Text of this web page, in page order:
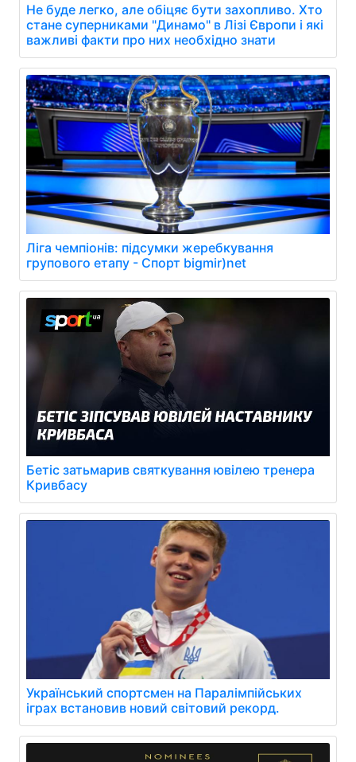
Не буде легко, але обіцяє бути захопливо. Хто
стане суперниками "Динамо" в Лізі Європи і які
важливі факти про них необхідно знати
Ліга чемпіонів: підсумки жеребкування
групового етапу - Спорт bigmir)net
Бетіс затьмарив святкування ювілею тренера
Кривбасу
Український спортсмен на Паралімпійських
іграх встановив новий світовий рекорд.